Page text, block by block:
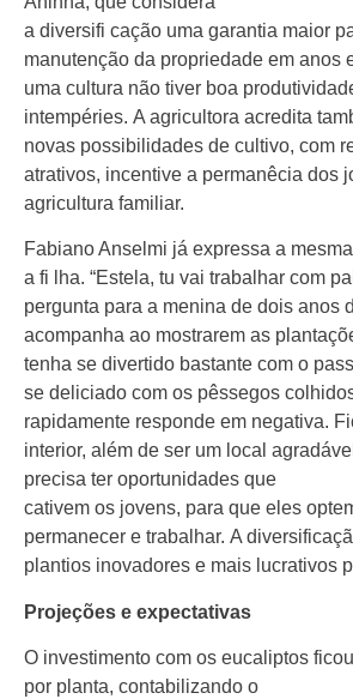
a diversifi cação uma garantia maior
manutenção da propriedade em anos
uma cultura não tiver boa
intempéries. A agricultora acredita
novas possibilidades de cultivo, com
atrativos, incentive a permanêcia dos
agricultura familiar.
Fabiano Anselmi já expressa a
a fi lha. “Estela, tu vai trabalhar com
pergunta para a menina de dois anos
acompanha ao mostrarem as
tenha se divertido bastante com o
se deliciado com os pêssegos
rapidamente responde em negativa.
interior, além de ser um local
precisa ter oportunidades que
cativem os jovens, para que eles
permanecer e trabalhar. A
plantios inovadores e mais lucrativos
Projeções e expectativas
O investimento com os eucaliptos
por planta, contabilizando o